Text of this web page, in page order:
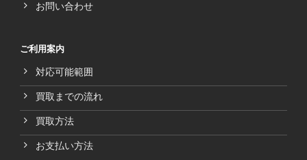
お問い合わせ
ご利用案内
対応可能範囲
買取までの流れ
買取方法
お支払い方法